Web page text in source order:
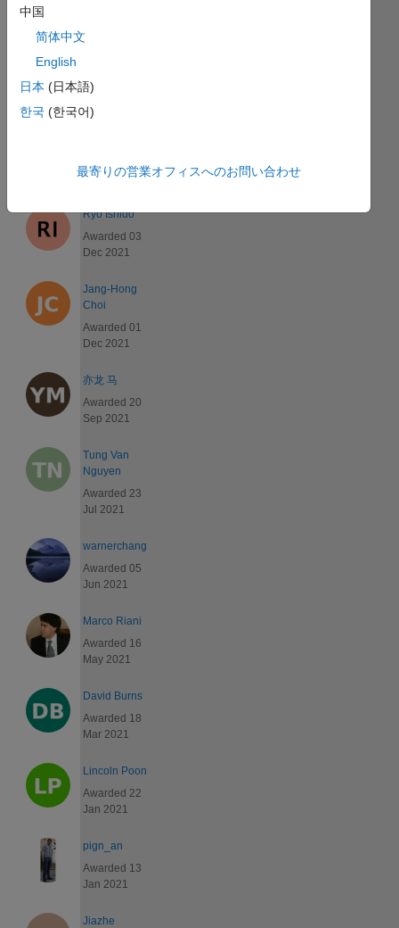
88
～
80
Jan 2022
Ryo Ishido
Awarded 03
Dec 2021
Jang-Hong
Choi
Awarded 01
Dec 2021
亦龙 马
Awarded 20
Sep 2021
Tung Van
Nguyen
Awarded 23
Jul 2021
warnerchang
Awarded 05
Jun 2021
Marco Riani
Awarded 16
May 2021
David Burns
Awarded 18
Mar 2021
Lincoln Poon
Awarded 22
Jan 2021
pign_an
Awarded 13
Jan 2021
Jiazhe
中国
简体中文
English
日本 (日本語)
한국 (한국어)
最寄りの営業オフィスへのお問い合わせ